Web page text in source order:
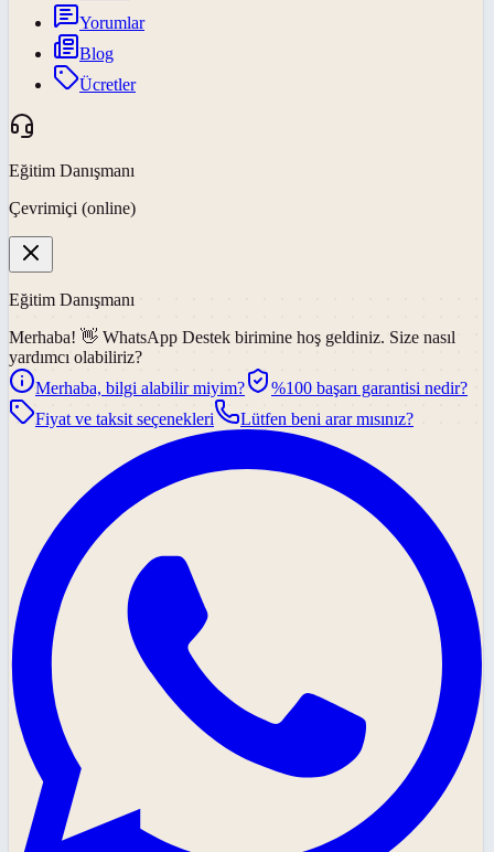
Yorumlar
Blog
Ücretler
Eğitim Danışmanı
Çevrimiçi (online)
Eğitim Danışmanı
Merhaba! 👋 WhatsApp Destek birimine hoş geldiniz. Size nasıl
yardımcı olabiliriz?
Merhaba, bilgi alabilir miyim?
%100 başarı garantisi nedir?
Fiyat ve taksit seçenekleri
Lütfen beni arar mısınız?